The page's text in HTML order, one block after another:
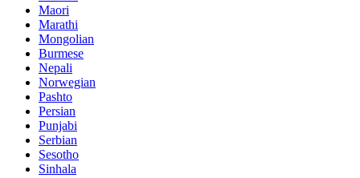
Maori
Marathi
Mongolian
Burmese
Nepali
Norwegian
Pashto
Persian
Punjabi
Serbian
Sesotho
Sinhala